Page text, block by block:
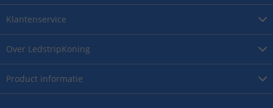
Over LedstripKoning
Product informatie
Klantenservice